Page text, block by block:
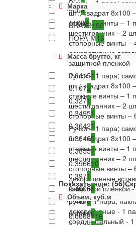
Ручки – 1 пара;
шт.; квадрат 8х100
стяжные винты – 1
шестигранник – 2
стопорные винты –
декоративные
защитной пленкой
Ручки – 1 пара;
шт.; квадрат 8х100
стяжные винты – 1
шестигранник – 2
стопорные винты –
Ручки – 1 пара;
шт.; квадрат 8х100
стяжные винты – 1
шестигранник – 2
стопорные винты –
декоративные
защитной пленкой
ручки - 1 пара,
декоративные - 1
соединительный -
9004
11002
Марка
BRAVO192
НОРА-М16
Масса брутто, кг
0.04151
0.1072
0.3271
0.34951
0.36421
0.36465
0.38551
0.396610
0.3971
0.40066
0.4016
0.40666
Показать еще: (56)
Объем, куб.м
0.0008116